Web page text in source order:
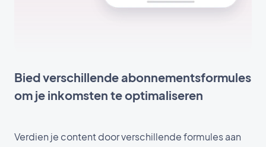
Bied verschillende abonnementsformules
om je inkomsten te optimaliseren
Verdien je content door verschillende formules aan